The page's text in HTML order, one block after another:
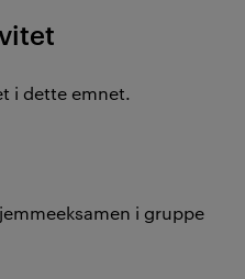
i dette emnet.
i gruppe